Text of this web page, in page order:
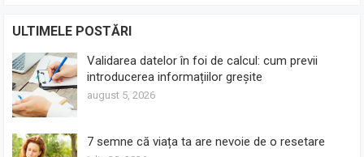
ULTIMELE POSTĂRI
Validarea datelor în foi de calcul: cum previi
introducerea informațiilor greșite
august 5, 2026
7 semne că viața ta are nevoie de o resetare